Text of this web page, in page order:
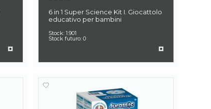
6 in 1 Super Science Kit I. Giocattolo
educativo per bambini
Stock: 1.901
Stock futuro: 0